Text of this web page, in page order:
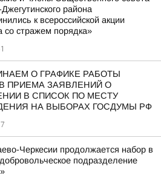
района
к всероссийской акции
со стражем порядка»
О ГРАФИКЕ РАБОТЫ
ПРИЕМА ЗАЯВЛЕНИЙ О
В СПИСОК ПО МЕСТУ
НА ВЫБОРАХ ГОСДУМЫ РФ
Черкесии продолжается набор в
подразделение